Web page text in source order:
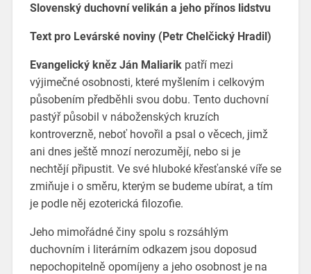
Slovenský duchovní velikán a jeho přínos lidstvu
Text pro Levárské noviny (Petr Chelčický Hradil)
Evangelický kněz Ján Maliarik patří mezi
výjimečné osobnosti, které myšlením i celkovým
působením předběhli svou dobu. Tento duchovní
pastýř působil v náboženských kruzích
kontroverzně, neboť hovořil a psal o věcech, jimž
ani dnes ještě mnozí nerozumějí, nebo si je
nechtějí připustit. Ve své hluboké křesťanské víře se
zmiňuje i o směru, kterým se budeme ubírat, a tím
je podle něj ezoterická filozofie.
Jeho mimořádné činy spolu s rozsáhlým
duchovním i literárním odkazem jsou doposud
nepochopitelně opomíjeny a jeho osobnost je na